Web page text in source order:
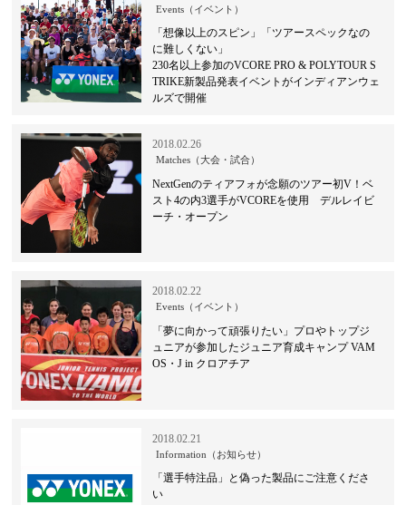
Events（イベント）
「想像以上のスピン」「ツアースペックなの
に難しくない」
230名以上参加のVCORE PRO & POLYTOUR S
TRIKE新製品発表イベントがインディアンウェ
ルズで開催
2018.02.26
Matches（大会・試合）
NextGenのティアフォが念願のツアー初V！ベ
スト4の内3選手がVCOREを使用 デルレイビ
ーチ・オープン
2018.02.22
Events（イベント）
「夢に向かって頑張りたい」プロやトップジ
ュニアが参加したジュニア育成キャンプ VAM
OS・J in クロアチア
2018.02.21
Information（お知らせ）
「選手特注品」と偽った製品にご注意くださ
い